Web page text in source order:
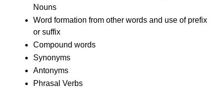
Nouns
Word formation from other words and use of prefix
or suffix
Compound words
Synonyms
Antonyms
Phrasal Verbs